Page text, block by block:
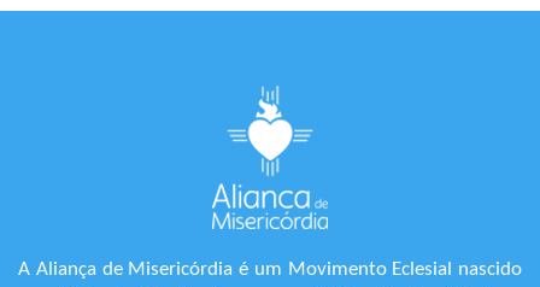
A Aliança de Misericórdia é um Movimento Eclesial nascido